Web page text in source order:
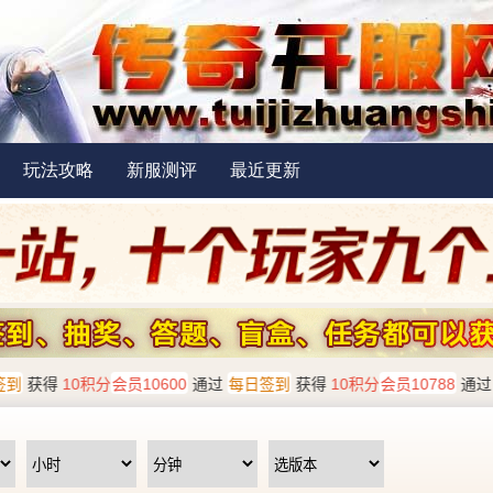
玩法攻略 新服测评 最近更新